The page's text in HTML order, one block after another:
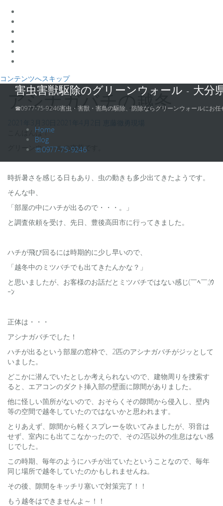
コンテンツへスキップ
害虫害獣駆除のグリーンウォール - 大分
☎0977-75-9246害虫・害獣・害鳥の駆除、防除ならグリーンウォールにお任
Home
Blog
☏0977-75-9246
アシナガバチの越冬
こんばんは！
グリーンウォールの惠藤です。
時折暑さを感じる日もあり、虫の動きも多少出てきたようです。
そんな中、
「部屋の中にハチが出るので・・・。」
と調査依頼を受け、先日、豊後高田市に行ってきました。
ハチが飛び回るには時期的に少し早いので、
「越冬中のミツバチでも出てきたんかな？」
と思いましたが、お客様のお話だとミツバチではない感じ(￣ﾍ￣;)ｳ
ｰﾝ
正体は・・・
アシナガバチでした！
ハチが出るという部屋の窓枠で、2匹のアシナガバチがジッとして
いました。
どこかに潜んでいたとしか考えられないので、建物周りを捜索す
ると、エアコンのダクト挿入部の壁面に隙間がありました。
他に怪しい箇所がないので、おそらくその隙間から侵入し、壁内
等の空間で越冬していたのではないかと思われます。
とりあえず、隙間から軽くスプレーを吹いてみましたが、羽音は
せず、室内にも出てこなかったので、その2匹以外の生息はない感
じでした。
この時期、毎年のようにハチが出ていたということなので、毎年
同じ場所で越冬していたのかもしれませんね。
その後、隙間をキッチリ塞いで対策完了！！
もう越冬はできませんよ～！！